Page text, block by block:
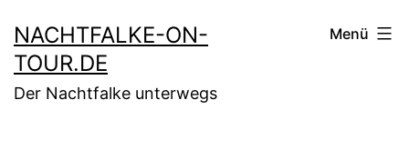
NACHTFALKE-ON-
TOUR.DE
Der Nachtfalke unterwegs
Menü